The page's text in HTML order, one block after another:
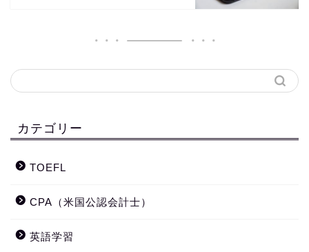
カテゴリー
TOEFL
CPA（米国公認会計士）
英語学習